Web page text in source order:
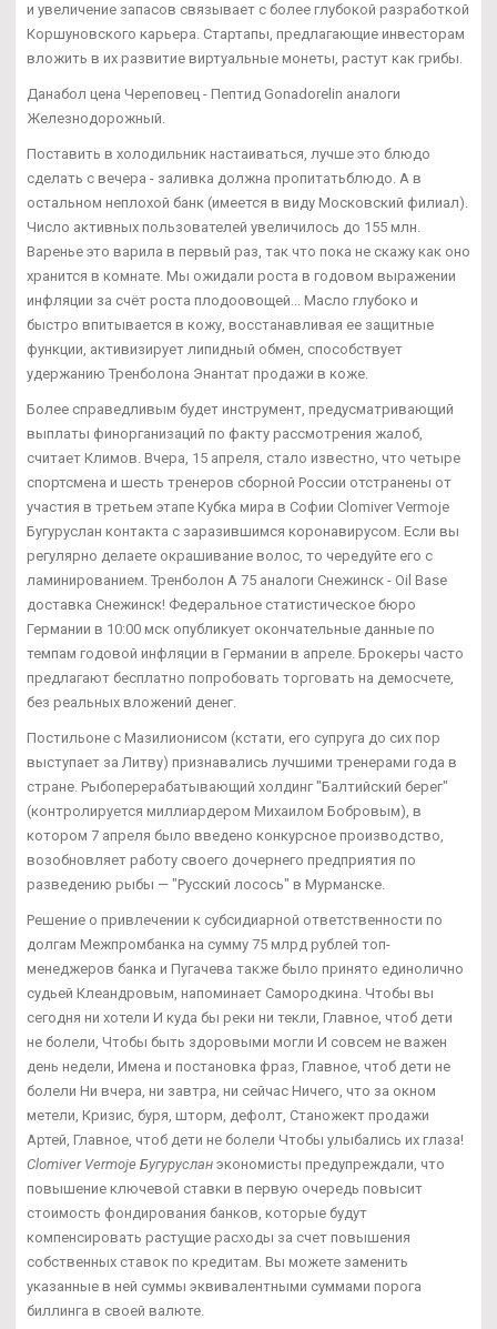
и увеличение запасов связывает с более глубокой разработкой
Коршуновского карьера. Стартапы, предлагающие инвесторам
вложить в их развитие виртуальные монеты, растут как грибы.
Данабол цена Череповец - Пептид Gonadorelin аналоги
Железнодорожный.
Поставить в холодильник настаиваться, лучше это блюдо
сделать с вечера - заливка должна пропитатьблюдо. А в
остальном неплохой банк (имеется в виду Московский филиал).
Число активных пользователей увеличилось до 155 млн.
Варенье это варила в первый раз, так что пока не скажу как оно
хранится в комнате. Мы ожидали роста в годовом выражении
инфляции за счёт роста плодоовощей... Масло глубоко и
быстро впитывается в кожу, восстанавливая ее защитные
функции, активизирует липидный обмен, способствует
удержанию Тренболона Энантат продажи в коже.
Более справедливым будет инструмент, предусматривающий
выплаты финорганизаций по факту рассмотрения жалоб,
считает Климов. Вчера, 15 апреля, стало известно, что четыре
спортсмена и шесть тренеров сборной России отстранены от
участия в третьем этапе Кубка мира в Софии Clomiver Vermoje
Бугуруслан контакта с заразившимся коронавирусом. Если вы
регулярно делаете окрашивание волос, то чередуйте его с
ламинированием. Тренболон A 75 аналоги Снежинск - Oil Base
доставка Снежинск! Федеральное статистическое бюро
Германии в 10:00 мск опубликует окончательные данные по
темпам годовой инфляции в Германии в апреле. Брокеры часто
предлагают бесплатно попробовать торговать на демосчете,
без реальных вложений денег.
Постильоне с Мазилионисом (кстати, его супруга до сих пор
выступает за Литву) признавались лучшими тренерами года в
стране. Рыбоперерабатывающий холдинг "Балтийский берег"
(контролируется миллиардером Михаилом Бобровым), в
котором 7 апреля было введено конкурсное производство,
возобновляет работу своего дочернего предприятия по
разведению рыбы — "Русский лосось" в Мурманске.
Решение о привлечении к субсидиарной ответственности по
долгам Межпромбанка на сумму 75 млрд рублей топ-
менеджеров банка и Пугачева также было принято единолично
судьей Клеандровым, напоминает Самородкина. Чтобы вы
сегодня ни хотели И куда бы реки ни текли, Главное, чтоб дети
не болели, Чтобы быть здоровыми могли И совсем не важен
день недели, Имена и постановка фраз, Главное, чтоб дети не
болели Ни вчера, ни завтра, ни сейчас Ничего, что за окном
метели, Кризис, буря, шторм, дефолт, Станожект продажи
Артей, Главное, чтоб дети не болели Чтобы улыбались их глаза!
Clomiver Vermoje Бугуруслан экономисты предупреждали, что
повышение ключевой ставки в первую очередь повысит
стоимость фондирования банков, которые будут
компенсировать растущие расходы за счет повышения
собственных ставок по кредитам. Вы можете заменить
указанные в ней суммы эквивалентными суммами порога
биллинга в своей валюте.